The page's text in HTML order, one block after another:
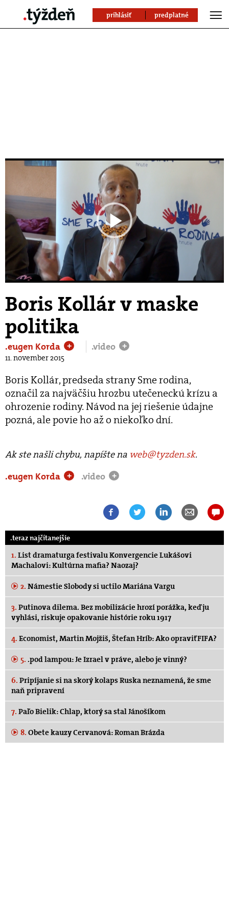
prihlásiť predplatné
Play
Video
Boris Kollár v maske
politika
.eugen Korda + .video +
11. november 2015
Boris Kollár, predseda strany Sme rodina,
označil za najväčšiu hrozbu utečeneckú krízu a
ohrozenie rodiny. Návod na jej riešenie údajne
pozná, ale povie ho až o niekoľko dní.
Ak ste našli chybu, napíšte na web@tyzden.sk.
.eugen Korda
+ .video +
.teraz najčítanejšie
1. List dramaturga festivalu Konvergencie Lukášovi
Machalovi: Kultúrna mafia? Naozaj?
2. Námestie Slobody si uctilo Mariána Vargu
3. Putinova dilema. Bez mobilizácie hrozí porážka, keď ju
vyhlási, riskuje opakovanie histórie roku 1917
4. Economist, Martin Mojžiš, Štefan Hríb: Ako opraviť FIFA?
5. .pod lampou: Je Izrael v práve, alebo je vinný?
6. Pripíjanie si na skorý kolaps Ruska neznamená, že sme
naň pripravení
7. Paľo Bielik: Chlap, ktorý sa stal Jánošíkom
8. Obete kauzy Cervanová: Roman Brázda